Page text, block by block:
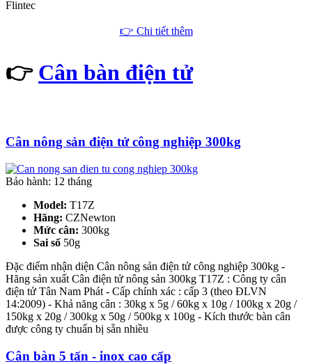
Flintec
👉 Chi tiết thêm
👉 Cân bàn điện tử
Cân nông sản điện tử công nghiệp 300kg
Bảo hành: 12 tháng
Model: T17Z
Hãng: CZNewton
Mức cân: 300kg
Sai số 50g
Đặc điểm nhận diện Cân nông sản điện tử công nghiệp 300kg -
Hãng sản xuất Cân điện tử nông sản 300kg T17Z : Công ty cân
điện tử Tân Nam Phát - Cấp chính xác : cấp 3 (theo ĐLVN
14:2009) - Khả năng cân : 30kg x 5g / 60kg x 10g / 100kg x 20g /
150kg x 20g / 300kg x 50g / 500kg x 100g - Kích thước bàn cân
được công ty chuẩn bị sẵn nhiều
Cân bàn 5 tấn - inox cao cấp